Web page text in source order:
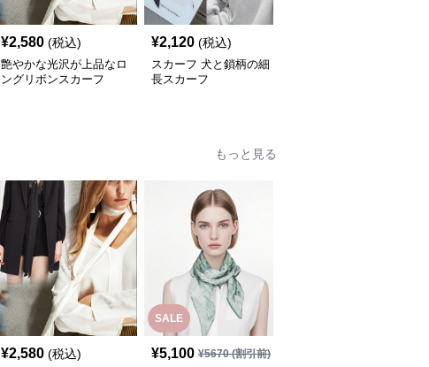
¥2,580 (税込)
艶やかな光沢が上品なロ
ングリボンスカーフ
¥2,120 (税込)
スカーフ 犬と鎖柄の細
長スカーフ
もっと見る
¥2,580 (税込)
SALE
¥5,100 ¥5670(割引前)